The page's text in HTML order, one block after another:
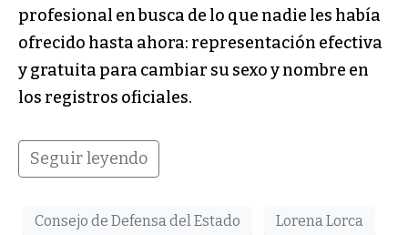
profesional en busca de lo que nadie les había
ofrecido hasta ahora: representación efectiva
y gratuita para cambiar su sexo y nombre en
los registros oficiales.
Seguir leyendo
Consejo de Defensa del Estado
Lorena Lorca